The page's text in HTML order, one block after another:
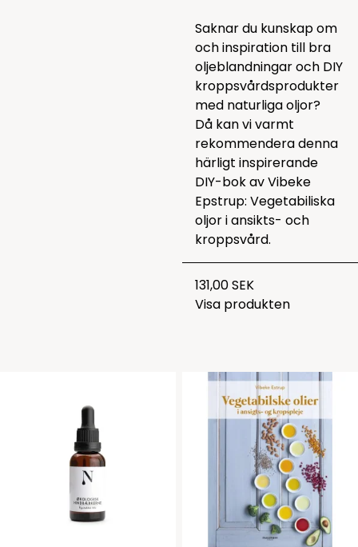
Saknar du kunskap om
och inspiration till bra
oljeblandningar och DIY
kroppsvårdsprodukter
med naturliga oljor?
Då kan vi varmt
rekommendera denna
härligt inspirerande
DIY-bok av Vibeke
Epstrup: Vegetabiliska
oljor i ansikts- och
kroppsvård.
131,00 SEK
Visa produkten